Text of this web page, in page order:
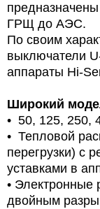
ГРЩ до АЭС.
По своим
выключатели
аппараты Hi-
Широкий
• 50, 125, 250,
• Тепловой
перегрузки) с
уставками в
• Электронные
двойным